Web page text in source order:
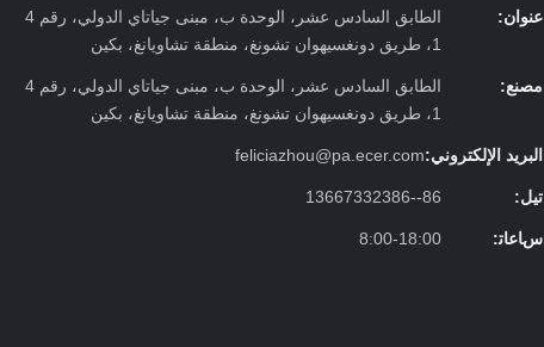
عنوان:
الطابق السادس عشر، الوحدة ب، مبنى جياتاي الدولي، رقم 4
1، طريق دونغسيهوان تشونغ، منطقة تشاويانغ، بكين
مصنع:
الطابق السادس عشر، الوحدة ب، مبنى جياتاي الدولي، رقم 4
1، طريق دونغسيهوان تشونغ، منطقة تشاويانغ، بكين
البريد الإلكتروني:feliciazhou@pa.ecer.com
تيل: 86--13667332386
ﺱﺎﻋﺎﺗ: 8:00-18:00